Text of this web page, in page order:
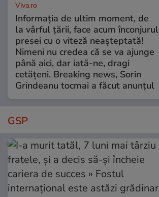
Viva.ro
Informația de ultim moment, de
la vârful țării, face acum înconjurul
presei cu o viteză neașteptată!
Nimeni nu credea că se va ajunge
până aici, dar iată-ne, dragi
cetățeni. Breaking news, Sorin
Grindeanu tocmai a făcut anunțul
GSP